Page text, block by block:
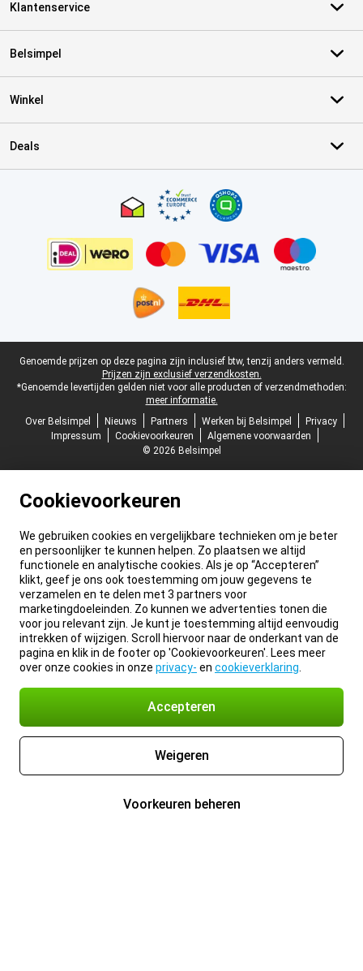
Klantenservice
Belsimpel
Winkel
Deals
Juridische voettekst
Genoemde prijzen op deze pagina zijn inclusief btw, tenzij anders vermeld.
Prijzen zijn exclusief verzendkosten.
*Genoemde levertijden gelden niet voor alle producten of verzendmethoden:
meer informatie.
Over Belsimpel
Nieuws Partners Werken bij Belsimpel
Privacy
Impressum
Cookievoorkeuren
Algemene voorwaarden
© 2026 Belsimpel
Cookievoorkeuren
We gebruiken cookies en vergelijkbare technieken om je beter
en persoonlijker te kunnen helpen. Zo plaatsen we altijd
functionele en analytische cookies. Als je op “Accepteren”
klikt, geef je ons ook toestemming om jouw gegevens te
verzamelen en te delen met 3 partners voor
marketingdoeleinden. Zo kunnen we advertenties tonen die
voor jou relevant zijn. Je kunt je toestemming altijd eenvoudig
intrekken of wijzigen. Scroll hiervoor naar de onderkant van de
pagina en klik in de footer op 'Cookievoorkeuren'. Lees meer
over onze cookies in onze privacy- en cookieverklaring
Accepteren
Weigeren
Voorkeuren beheren